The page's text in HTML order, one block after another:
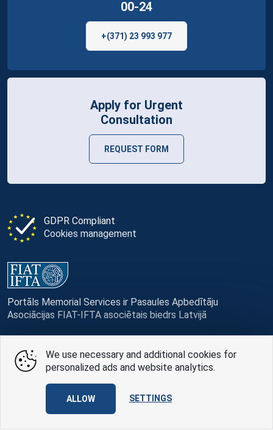
GDPR Compliant
Cookies management
Portāls Memorial Services ir Pasaules Apbedītāju
Asociācijas FIAT-IFTA asociētais biedrs Latvijā
00-24
+(371) 23 993 977
Apply for Urgent
Consultation
REQUEST FORM
Privacy Policyandterms of use
We use necessary and additional cookies for
personalized ads and website analytics.
ALLOW SETTINGS